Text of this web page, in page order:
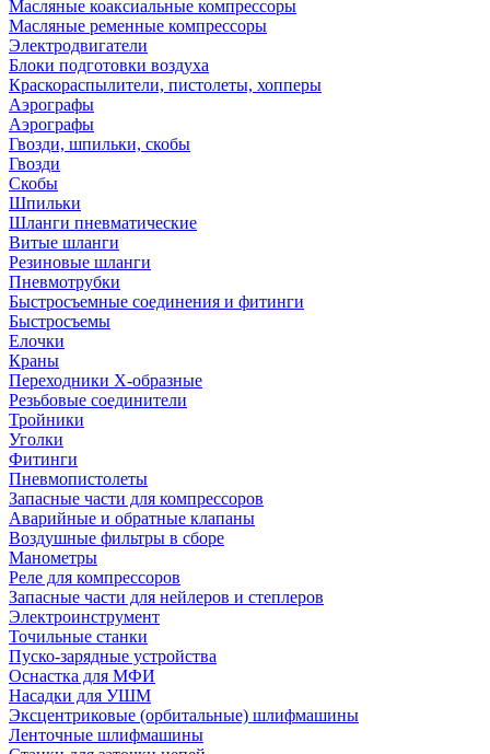
Масляные коаксиальные компрессоры
Масляные ременные компрессоры
Электродвигатели
Блоки подготовки воздуха
Краскораспылители, пистолеты, хопперы
Аэрографы
Аэрографы
Гвозди, шпильки, скобы
Гвозди
Скобы
Шпильки
Шланги пневматические
Витые шланги
Резиновые шланги
Пневмотрубки
Быстросъемные соединения и фитинги
Быстросъемы
Елочки
Краны
Переходники Х-образные
Резьбовые соединители
Тройники
Уголки
Фитинги
Пневмопистолеты
Запасные части для компрессоров
Аварийные и обратные клапаны
Воздушные фильтры в сборе
Манометры
Реле для компрессоров
Запасные части для нейлеров и степлеров
Электроинструмент
Точильные станки
Пуско-зарядные устройства
Оснастка для МФИ
Насадки для УШМ
Эксцентриковые (орбитальные) шлифмашины
Ленточные шлифмашины